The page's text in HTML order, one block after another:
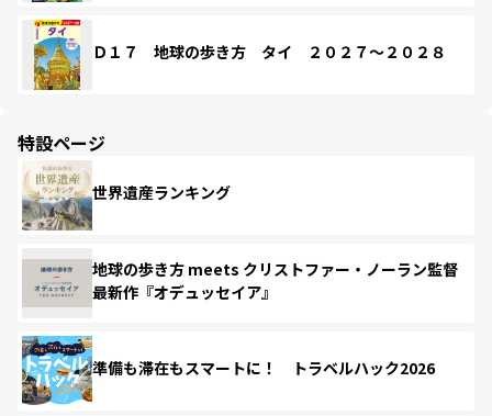
Ｄ１７ 地球の歩き方 タイ ２０２７～２０２８
特設ページ
世界遺産ランキング
地球の歩き方 meets クリストファー・ノーラン監督
最新作『オデュッセイア』
準備も滞在もスマートに！ トラベルハック2026